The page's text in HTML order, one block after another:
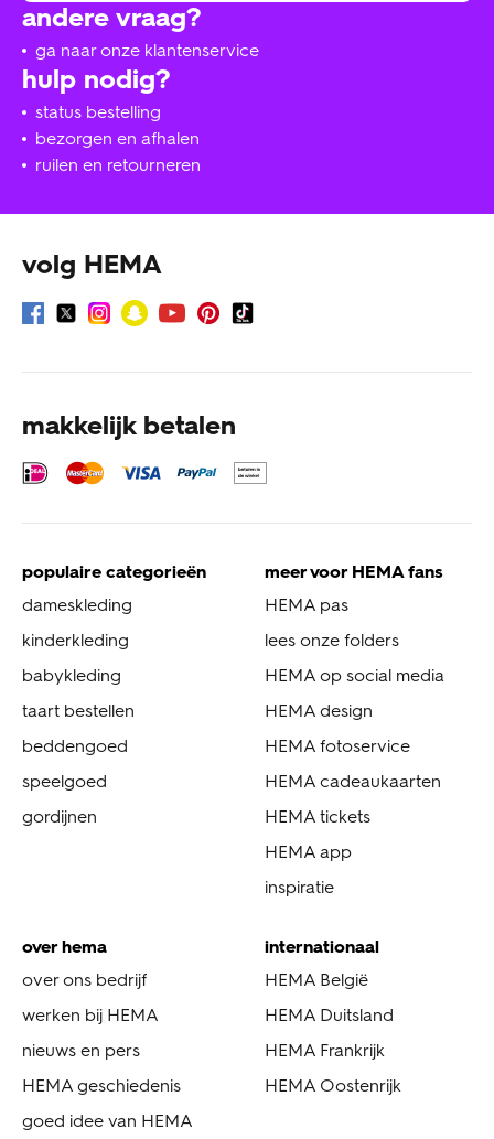
hulp nodig?
status bestelling
bezorgen en afhalen
ruilen en retourneren
andere vraag?
ga naar onze klantenservice
volg HEMA
makkelijk betalen
populaire categorieën
dameskleding
kinderkleding
babykleding
taart bestellen
beddengoed
speelgoed
gordijnen
meer voor HEMA fans
HEMA pas
lees onze folders
HEMA op social media
HEMA design
HEMA fotoservice
HEMA cadeaukaarten
HEMA tickets
HEMA app
inspiratie
over hema
over ons bedrijf
werken bij HEMA
nieuws en pers
HEMA geschiedenis
goed idee van HEMA
internationaal
HEMA België
HEMA Duitsland
HEMA Frankrijk
HEMA Oostenrijk